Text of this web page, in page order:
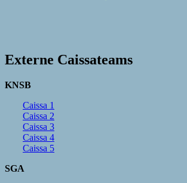
Externe Caissateams
KNSB
Caissa 1
Caissa 2
Caissa 3
Caissa 4
Caissa 5
SGA